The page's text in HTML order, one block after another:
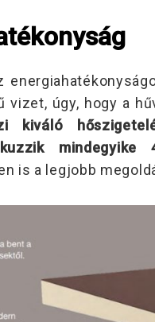
úgy, hogy a
kiváló
mindegyike
is a legjobb